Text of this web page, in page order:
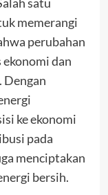
memerangi
perubahan
dan
Dengan
ke ekonomi
pada
menciptakan
bersih.